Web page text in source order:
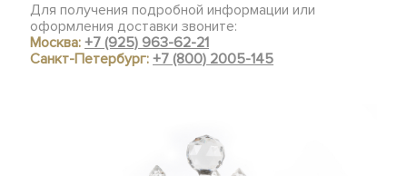
Для получения подробной информации или
оформления доставки звоните:
Москва:+7 (925) 963-62-21
Санкт-Петербург:+7 (800) 2005-145